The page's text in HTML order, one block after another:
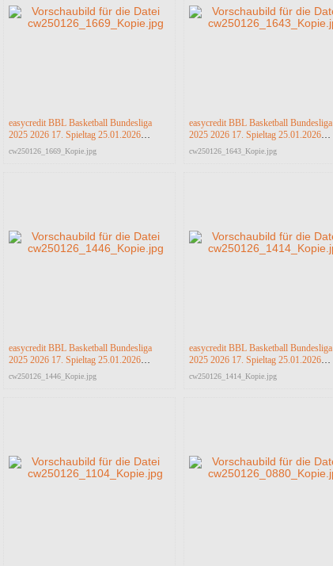
easycredit BBL Basketball Bundesliga
2025 2026 17. Spieltag 25.01.2026
Science City Jena vs RASTA Vechta
cw250126_1669_Kopie.jpg
easycredit BBL Basketball Bundesliga
2025 2026 17. Spieltag 25.01.2026
Science City Jena vs RASTA Vechta
cw250126_1643_Kopie.jpg
easycredit BBL Basketball Bundesliga
2025 2026 17. Spieltag 25.01.2026
Science City Jena vs RASTA Vechta
cw250126_1446_Kopie.jpg
easycredit BBL Basketball Bundesliga
2025 2026 17. Spieltag 25.01.2026
Science City Jena vs RASTA Vechta
cw250126_1414_Kopie.jpg